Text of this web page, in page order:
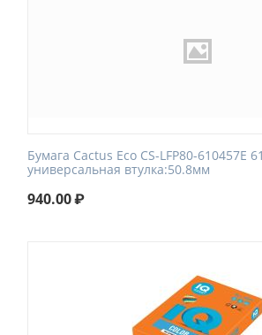
Бумага Cactus Eco CS-LFP80-610457E
универсальная втулка:50.8мм
940.00₽